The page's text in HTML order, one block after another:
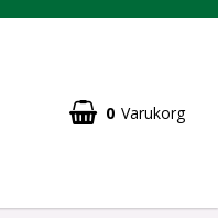
0 Varukorg